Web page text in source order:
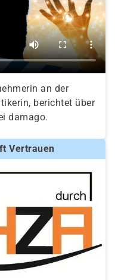
an der
berichtet über
damago.
Vertrauen